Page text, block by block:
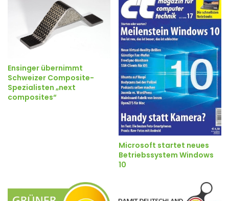
Ensinger übernimmt
Schweizer Composite-
Spezialisten „next
composites“
Microsoft startet neues
Betriebssystem Windows
10